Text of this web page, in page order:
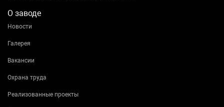
О заводе
Новости
Галерея
Вакансии
Охрана труда
Реализованные проекты